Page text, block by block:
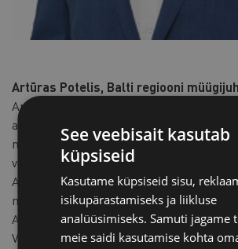
Artūras Potelis, Balti regiooni
Artūras töötab makseriskide juhtimise
alates 2010. aastast. Alates 2015.
müügimeeskond
võlgade sissenõudmise alal, mis hõlmab
Artūrase professionaalsed
müügijuhtimine ja ettevõtte protsesside
Artūrasel on bakalaureuse- ja
Vilniuse Gediminase Tehnikaülikoolist.
See veebisait kasutab
küpsiseid
Kasutame küpsiseid sisu,
isikupärastamiseks ja liikluse
analüüsimiseks. Samuti jagame
meie saidi kasutamise kohta